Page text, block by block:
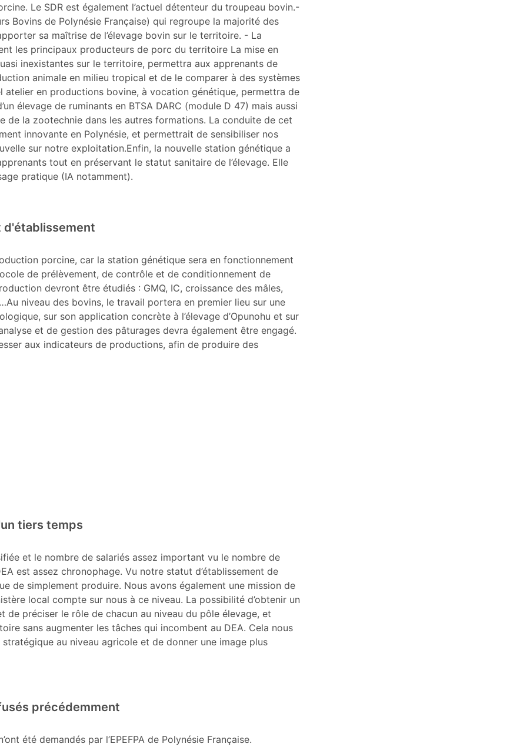
Le SDR est également l’actuel détenteur du troupeau bovin.-
Bovins de Polynésie Française) qui regroupe la majorité des
sa maîtrise de l’élevage bovin sur le territoire. - La
les principaux producteurs de porc du territoire La mise en
inexistantes sur le territoire, permettra aux apprenants de
animale en milieu tropical et de le comparer à des systèmes
atelier en productions bovine, à vocation génétique, permettra de
élevage de ruminants en BTSA DARC (module D 47) mais aussi
de la zootechnie dans les autres formations. La conduite de cet
innovante en Polynésie, et permettrait de sensibiliser nos
sur notre exploitation.Enfin, la nouvelle station génétique a
tout en préservant le statut sanitaire de l’élevage. Elle
pratique (IA notamment).
d'établissement
porcine, car la station génétique sera en fonctionnement
de prélèvement, de contrôle et de conditionnement de
devront être étudiés : GMQ, IC, croissance des mâles,
niveau des bovins, le travail portera en premier lieu sur une
sur son application concrète à l’élevage d’Opunohu et sur
et de gestion des pâturages devra également être engagé.
aux indicateurs de productions, afin de produire des
tiers temps
et le nombre de salariés assez important vu le nombre de
est assez chronophage. Vu notre statut d’établissement de
de simplement produire. Nous avons également une mission de
local compte sur nous à ce niveau. La possibilité d’obtenir un
préciser le rôle de chacun au niveau du pôle élevage, et
sans augmenter les tâches qui incombent au DEA. Cela nous
au niveau agricole et de donner une image plus
précédemment
été demandés par l’EPEFPA de Polynésie Française.